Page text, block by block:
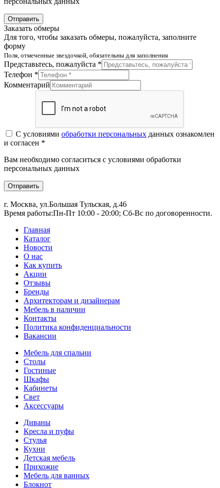
Отправить
Заказать обмеры
Для того, чтобы заказать обмеры, пожалуйста, заполните
форму
Поля, отмеченные звездочкой, обязательны для заполнения
Представьтесь, пожалуйста *
Телефон *
Комментарий
С условиями обработки персональных данных ознакомлен
и согласен *
Вам необходимо согласиться с условиями обработки
персональных данных
Отправить
г. Москва, ул.Большая Тульская, д.46
Время работы:Пн-Пт 10:00 - 20:00; Сб-Вс по договоренности.
Главная
Каталог
Новости
О нас
Как купить
Акции
Отзывы
Бренды
Архитекторам и дизайнерам
Мебель в наличии
Контакты
Политика конфиденциальности
Вакансии
Мебель для спальни
Столы
Гостиные
Шкафы
Кабинеты
Свет
Аксессуары
Диваны
Кресла и пуфы
Стулья
Кухни
Детская мебель
Прихожие
Мебель для ванных
Блокнот